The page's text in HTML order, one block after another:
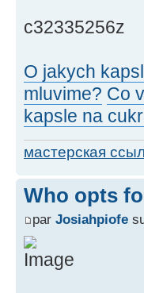
c32335256z
O jakych
mluvime? Co
kapsle na
мастерская
Who opts
par Josiahpiofe